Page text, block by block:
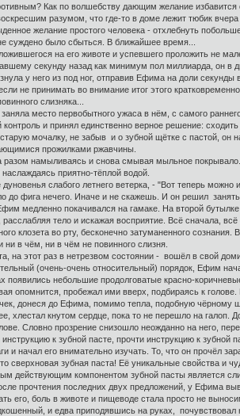
Как по волшебству дающим желание
разумом, что где-то в доме лежит тюбик
желание простого человека - отхлебнуть побольше
суждено было сбыться. В ближайшее время...
на его животе и успевшего проложить не
секунду назад как минимум пол миллиарда, он в
у него из под ног, отправив Ефима на доли секунды
не принимать во внимание итог этого
слизняка...
место первобытного ужаса в нём, с самого
и принял единственно верное решение: сходить
мочалку, не забыв и о зубной щётке с пастой, он
прожилками ржавчины.
намыливаясь и снова смывая мыльное
приятно-тёплой водой.
слабого летнего ветерка, - "Вот теперь можно и
фига нечего. Иначе и не скажешь. И он решил занять
медленно покачивался на гамаке. На второй бутылке
тело и искажая восприятие. Всё сначала, всё
клозета во рту, бесконечно затуманенного
ни в чём, ни в чём не повинного слизня.
на этот раз в нетрезвом состоянии - вошёл в свой
(очень-очень относительный) порядок, Ефим
небольшие продолговатые красно-
опомнится, пробежал ими вверх, подбираясь к
донеся до Ефима, помимо тепла, подобную чёрному
хлестал кнутом сердце, пока то не перешло на галоп.
Словно прозрение снизошло неожданно на него,
к зубной пасте, прочти инструкцию к зубной
его внимательно изучать. То, что он прочёл
зубная паста! Её уникальные свойства и
действующим компонентом зубной пасты является
прочтения последних двух предложений, у Ефима
его, боль в животе и пищеводе стала просто не
и едва приподявшись на руках,